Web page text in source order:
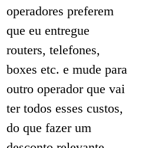
operadores preferem
que eu entregue
routers, telefones,
boxes etc. e mude para
outro operador que vai
ter todos esses custos,
do que fazer um